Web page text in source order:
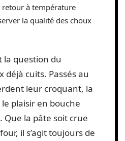
à température
la qualité des choux
la question du
déjà cuits. Passés au
leur croquant, la
plaisir en bouche
Que la pâte soit crue
il s’agit toujours de